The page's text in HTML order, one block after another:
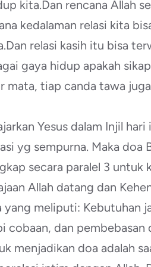
kita.Dan rencana Allah
kedalaman relasi kita
relasi kasih itu bisa
gaya hidup apakah
mata, tiap canda tawa
Yesus dalam Injil
yg sempurna. Maka doa
secara paralel 3 untuk
Allah datang dan
meliputi: Kebutuhan
cobaan, dan pembebasan
menjadikan doa adalah